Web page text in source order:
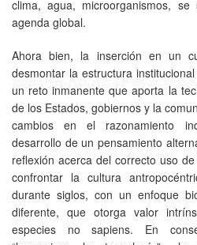
clima, agua, microorganismos,
agenda global.
Ahora bien, la inserción en un
desmontar la estructura
un reto inmanente que aporta la
de los Estados, gobiernos y la
cambios en el razonamiento
desarrollo de un pensamiento
reflexión acerca del correcto uso
confrontar la cultura
durante siglos, con un enfoque
diferente, que otorga valor
especies nosapiens. En